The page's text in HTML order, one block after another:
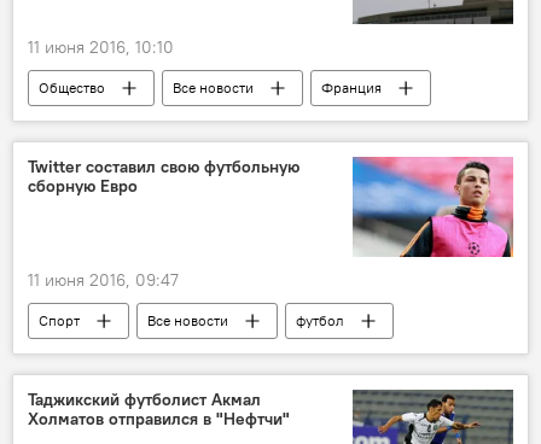
11 июня 2016, 10:10
Общество Все новости
Франция
футбол
Мир
Twitter составил свою футбольную
сборную Евро
11 июня 2016, 09:47
Спорт Все новости
футбол
Мир
Евро - 2024
Таджикский футболист Акмал
Холматов отправился в "Нефтчи"